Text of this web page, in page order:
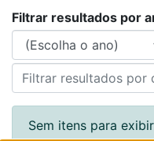
Percorrer
Filtrar resultados por
Sem itens para